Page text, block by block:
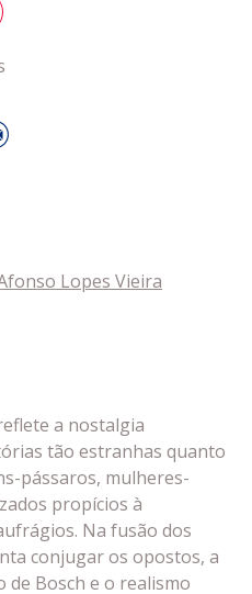
Lopes Vieira
a nostalgia
tão estranhas quanto
pássaros, mulheres-
propícios à
Na fusão dos
conjugar os opostos, a
de Bosch e o realismo